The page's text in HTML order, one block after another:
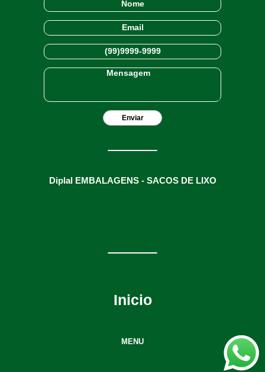
Diplal EMBALAGENS - SACOS DE LIXO
Inicio
MENU